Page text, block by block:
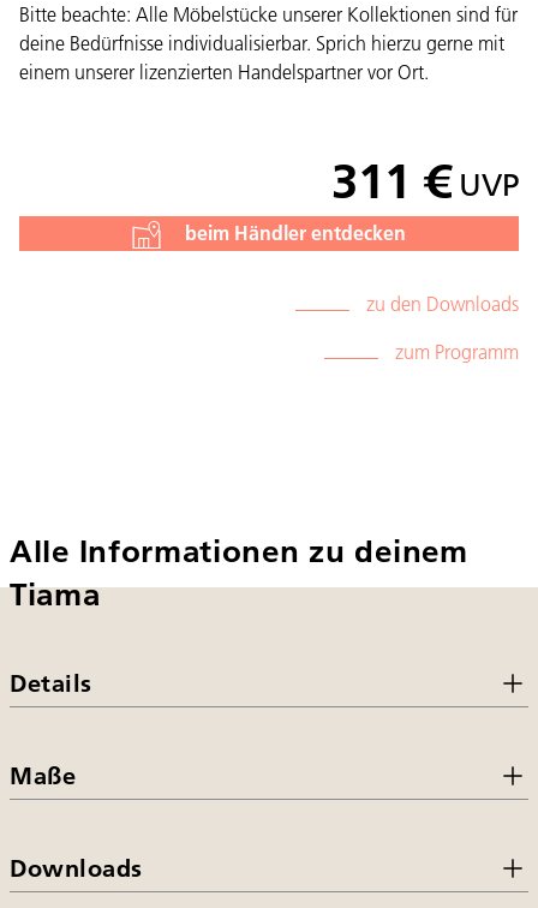
Bitte beachte: Alle Möbelstücke unserer Kollektionen sind für
deine Bedürfnisse individualisierbar. Sprich hierzu gerne mit
einem unserer lizenzierten Handelspartner vor Ort.
311 €UVP
beim Händler entdecken
zu den Downloads
zum Programm
Alle Informationen zu deinem
Tiama
Details
Maße
Downloads